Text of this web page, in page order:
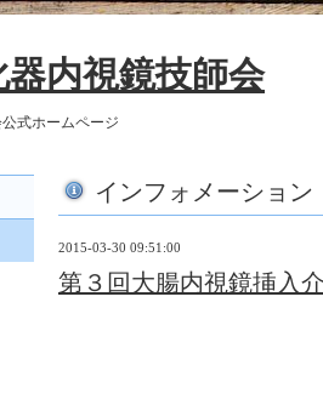
内視鏡技師会
式ホームページ
インフォメーション
2015-03-30 09:51:00
第３回大腸内視鏡挿入